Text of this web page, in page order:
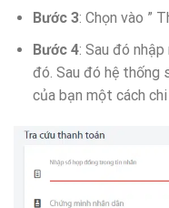
Bước 3: Chọn vào ”
Bước 4: Sau đó
đó. Sau đó hệ thống
của bạn một cách